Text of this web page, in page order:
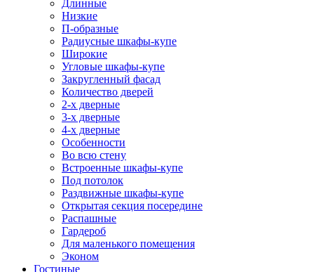
Длинные
Низкие
П-образные
Радиусные шкафы-купе
Широкие
Угловые шкафы-купе
Закругленный фасад
Количество дверей
2-х дверные
3-х дверные
4-х дверные
Особенности
Во всю стену
Встроенные шкафы-купе
Под потолок
Раздвижные шкафы-купе
Открытая секция посередине
Распашные
Гардероб
Для маленького помещения
Эконом
Гостиные